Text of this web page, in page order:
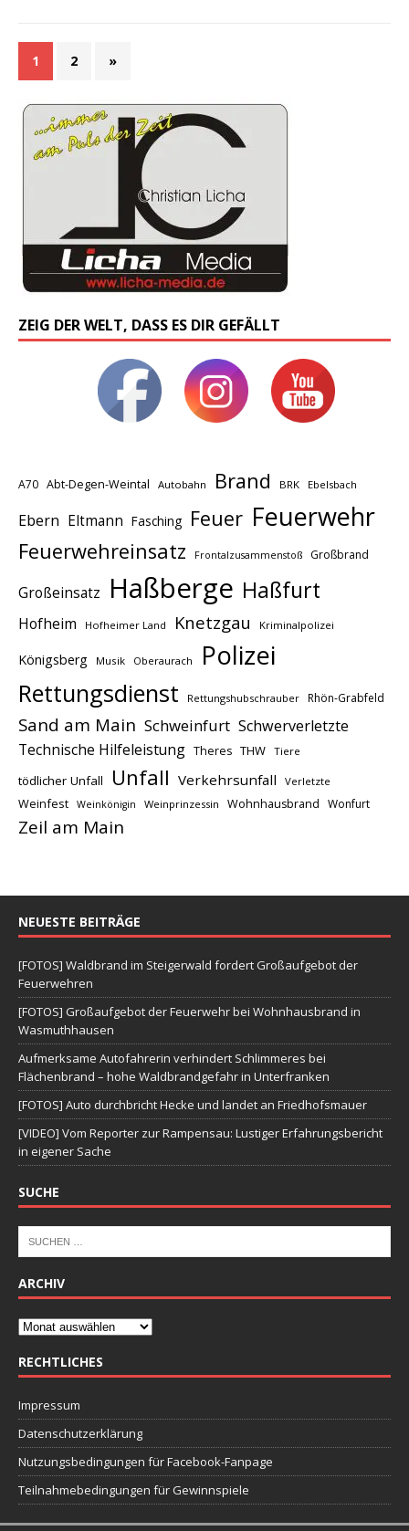
1 2 »
ZEIG DER WELT, DASS ES DIR GEFÄLLT
A70 Abt-Degen-Weintal Autobahn Brand BRK Ebelsbach
Ebern Eltmann Fasching Feuer Feuerwehr
Feuerwehreinsatz Frontalzusammenstoß Großbrand
Großeinsatz Haßberge Haßfurt
Hofheim Hofheimer Land Knetzgau Kriminalpolizei
Königsberg Musik Oberaurach Polizei
Rettungsdienst Rettungshubschrauber Rhön-Grabfeld
Sand am Main Schweinfurt Schwerverletzte
Technische Hilfeleistung Theres THW Tiere
tödlicher Unfall Unfall Verkehrsunfall Verletzte
Weinfest Weinkönigin Weinprinzessin Wohnhausbrand Wonfurt
Zeil am Main
NEUESTE BEITRÄGE
[FOTOS] Waldbrand im Steigerwald fordert Großaufgebot der
Feuerwehren
[FOTOS] Großaufgebot der Feuerwehr bei Wohnhausbrand in
Wasmuthhausen
Aufmerksame Autofahrerin verhindert Schlimmeres bei
Flächenbrand – hohe Waldbrandgefahr in Unterfranken
[FOTOS] Auto durchbricht Hecke und landet an Friedhofsmauer
[VIDEO] Vom Reporter zur Rampensau: Lustiger Erfahrungsbericht
in eigener Sache
SUCHE
ARCHIV
RECHTLICHES
Impressum
Datenschutzerklärung
Nutzungsbedingungen für Facebook-Fanpage
Teilnahmebedingungen für Gewinnspiele